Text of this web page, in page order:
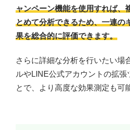
ャンペーン機能を使用すれば、
とめて分析できるため、一連の
果を総合的に評価できます。
さらに詳細な分析を行いたい場
ルやLINE公式アカウントの拡張
とで、より高度な効果測定も可